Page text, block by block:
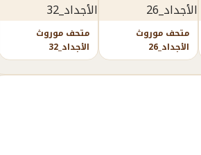
متحف موروث
الأجداد_26
متحف موروث
الأجداد_32